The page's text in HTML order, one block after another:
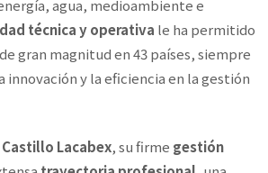
agua, medioambiente e
técnica y operativa le ha permitido
gran magnitud en 43 países, siempre
innovación y la eficiencia en la gestión
Lacabex, su firme gestión